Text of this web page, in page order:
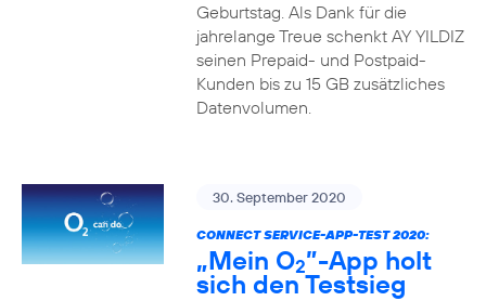
Geburtstag. Als Dank für die
jahrelange Treue schenkt AY YILDIZ
seinen Prepaid- und Postpaid-
Kunden bis zu 15 GB zusätzliches
Datenvolumen.
30. September 2020
CONNECT SERVICE-APP-TEST 2020:
„Mein O2”-App holt
sich den Testsieg